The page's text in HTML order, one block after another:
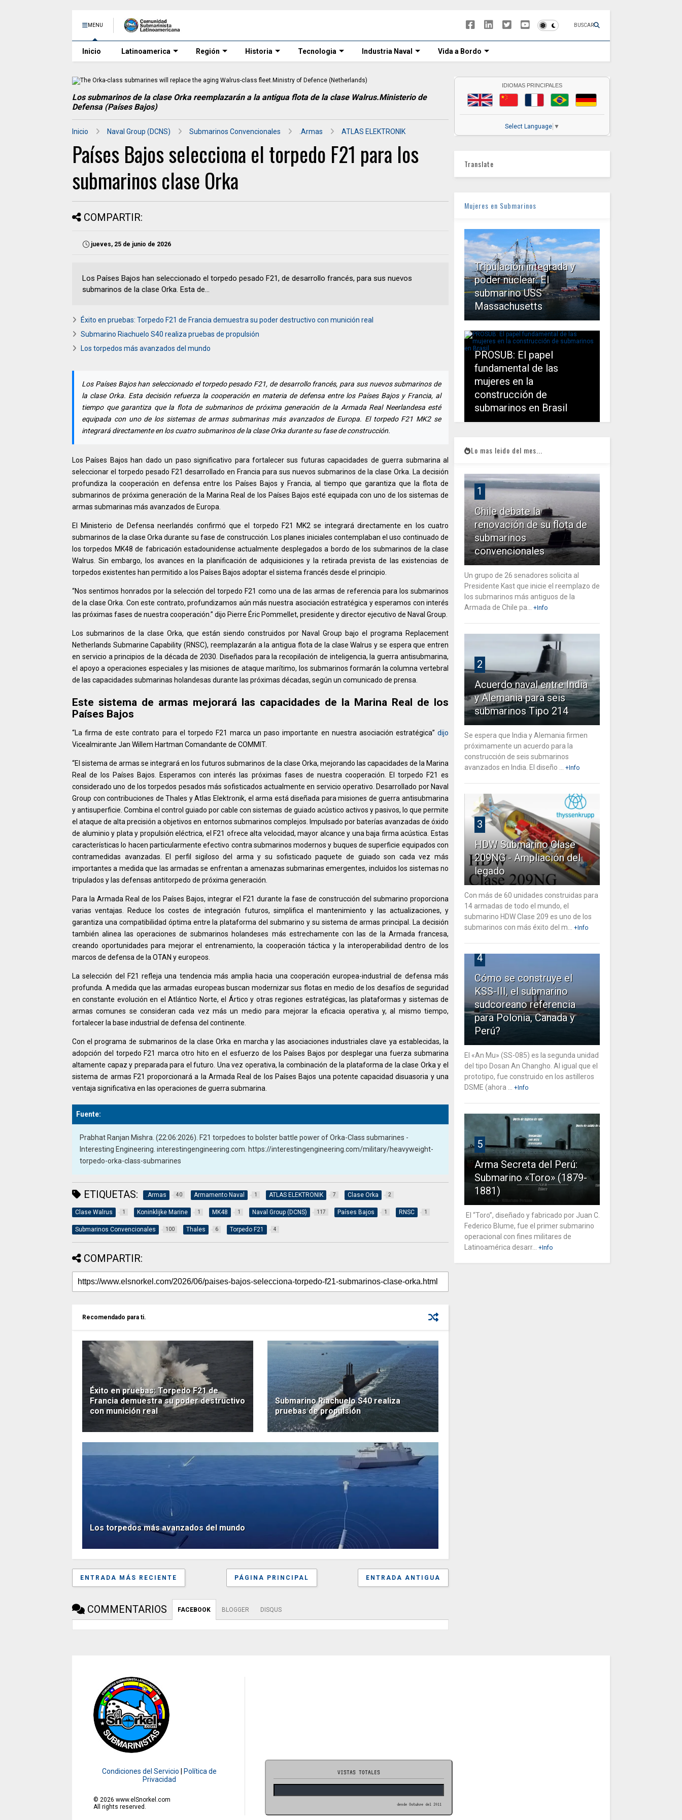
MENU BUSCAR
Inicio Latinoamerica Región Historia Tecnologia Industria Naval Vida a Bordo
Los submarinos de la clase Orka reemplazarán a la antigua flota de la clase Walrus.Ministerio de
Defensa (Países Bajos)
Inicio Naval Group (DCNS) Submarinos Convencionales .Armas ATLAS ELEKTRONIK
Países Bajos selecciona el torpedo F21 para los
submarinos clase Orka
COMPARTIR:
jueves, 25 de junio de 2026
Los Países Bajos han seleccionado el torpedo pesado F21, de desarrollo francés, para sus nuevos
submarinos de la clase Orka. Esta de...
Éxito en pruebas: Torpedo F21 de Francia demuestra su poder destructivo con munición real
Submarino Riachuelo S40 realiza pruebas de propulsión
Los torpedos más avanzados del mundo
Los Países Bajos han seleccionado el torpedo pesado F21, de desarrollo francés, para sus nuevos submarinos de
la clase Orka. Esta decisión refuerza la cooperación en materia de defensa entre los Países Bajos y Francia, al
tiempo que garantiza que la flota de submarinos de próxima generación de la Armada Real Neerlandesa esté
equipada con uno de los sistemas de armas submarinas más avanzados de Europa. El torpedo F21 MK2 se
integrará directamente en los cuatro submarinos de la clase Orka durante su fase de construcción.
Los Países Bajos han dado un paso significativo para fortalecer sus futuras capacidades de guerra submarina al
seleccionar el torpedo pesado F21 desarrollado en Francia para sus nuevos submarinos de la clase Orka. La decisión
profundiza la cooperación en defensa entre los Países Bajos y Francia, al tiempo que garantiza que la flota de
submarinos de próxima generación de la Marina Real de los Países Bajos esté equipada con uno de los sistemas de
armas submarinas más avanzados de Europa.
El Ministerio de Defensa neerlandés confirmó que el torpedo F21 MK2 se integrará directamente en los cuatro
submarinos de la clase Orka durante su fase de construcción. Los planes iniciales contemplaban el uso continuado de
los torpedos MK48 de fabricación estadounidense actualmente desplegados a bordo de los submarinos de la clase
Walrus. Sin embargo, los avances en la planificación de adquisiciones y la retirada prevista de las existencias de
torpedos existentes han permitido a los Países Bajos adoptar el sistema francés desde el principio.
“Nos sentimos honrados por la selección del torpedo F21 como una de las armas de referencia para los submarinos
de la clase Orka. Con este contrato, profundizamos aún más nuestra asociación estratégica y esperamos con interés
las próximas fases de nuestra cooperación.” dijo Pierre Éric Pommellet, presidente y director ejecutivo de Naval Group.
Los submarinos de la clase Orka, que están siendo construidos por Naval Group bajo el programa Replacement
Netherlands Submarine Capability (RNSC), reemplazarán a la antigua flota de la clase Walrus y se espera que entren
en servicio a principios de la década de 2030. Diseñados para la recopilación de inteligencia, la guerra antisubmarina,
el apoyo a operaciones especiales y las misiones de ataque marítimo, los submarinos formarán la columna vertebral
de las capacidades submarinas holandesas durante las próximas décadas, según un comunicado de prensa.
Este sistema de armas mejorará las capacidades de la Marina Real de los
Países Bajos
“La firma de este contrato para el torpedo F21 marca un paso importante en nuestra asociación estratégica” dijo
Vicealmirante Jan Willem Hartman Comandante de COMMIT.
“El sistema de armas se integrará en los futuros submarinos de la clase Orka, mejorando las capacidades de la Marina
Real de los Países Bajos. Esperamos con interés las próximas fases de nuestra cooperación. El torpedo F21 es
considerado uno de los torpedos pesados ​​más sofisticados actualmente en servicio operativo. Desarrollado por Naval
Group con contribuciones de Thales y Atlas Elektronik, el arma está diseñada para misiones de guerra antisubmarina
y antisuperficie. Combina el control guiado por cable con sistemas de guiado acústico activos y pasivos, lo que permite
el ataque de alta precisión a objetivos en entornos submarinos complejos. Impulsado por baterías avanzadas de óxido
de aluminio y plata y propulsión eléctrica, el F21 ofrece alta velocidad, mayor alcance y una baja firma acústica. Estas
características lo hacen particularmente efectivo contra submarinos modernos y buques de superficie equipados con
contramedidas avanzadas. El perfil sigiloso del arma y su sofisticado paquete de guiado son cada vez más
importantes a medida que las armadas se enfrentan a amenazas submarinas emergentes, incluidos los sistemas no
tripulados y las defensas antitorpedo de próxima generación.
Para la Armada Real de los Países Bajos, integrar el F21 durante la fase de construcción del submarino proporciona
varias ventajas. Reduce los costes de integración futuros, simplifica el mantenimiento y las actualizaciones, y
garantiza una compatibilidad óptima entre la plataforma del submarino y su sistema de armas principal. La decisión
también alinea las operaciones de submarinos holandeses más estrechamente con las de la Armada francesa,
creando oportunidades para mejorar el entrenamiento, la cooperación táctica y la interoperabilidad dentro de los
marcos de defensa de la OTAN y europeos.
La selección del F21 refleja una tendencia más amplia hacia una cooperación europea-industrial de defensa más
profunda. A medida que las armadas europeas buscan modernizar sus flotas en medio de los desafíos de seguridad
en constante evolución en el Atlántico Norte, el Ártico y otras regiones estratégicas, las plataformas y sistemas de
armas comunes se consideran cada vez más un medio para mejorar la eficacia operativa y, al mismo tiempo,
fortalecer la base industrial de defensa del continente.
Con el programa de submarinos de la clase Orka en marcha y las asociaciones industriales clave ya establecidas, la
adopción del torpedo F21 marca otro hito en el esfuerzo de los Países Bajos por desplegar una fuerza submarina
altamente capaz y preparada para el futuro. Una vez operativa, la combinación de la plataforma de la clase Orka y el
sistema de armas F21 proporcionará a la Armada Real de los Países Bajos una potente capacidad disuasoria y una
ventaja significativa en las operaciones de guerra submarina.
Fuente:
Prabhat Ranjan Mishra. (22:06:2026). F21 torpedoes to bolster battle power of Orka-Class submarines -
Interesting Engineering. interestingengineering.com. https://interestingengineering.com/military/heavyweight-
torpedo-orka-class-submarines
ETIQUETAS: .Armas 40 Armamento Naval 1 ATLAS ELEKTRONIK 7 Clase Orka 2
Clase Walrus 1 Koninklijke Marine 1 MK48 1 Naval Group (DCNS) 117 Países Bajos 1 RNSC 1
Submarinos Convencionales 100 Thales 6 Torpedo F21 4
COMPARTIR:
Recomendado para ti.
Éxito en pruebas: Torpedo F21 de
Francia demuestra su poder destructivo
con munición real
Submarino Riachuelo S40 realiza
pruebas de propulsión
Los torpedos más avanzados del mundo
ENTRADA MÁS RECIENTE ENTRADA ANTIGUA
PÁGINA PRINCIPAL
COMMENTARIOS FACEBOOK BLOGGER DISQUS
IDIOMAS PRINCIPALES
Select Language ▼
Translate
Mujeres en Submarinos
Tripulación integrada y
poder nuclear: El
submarino USS
Massachusetts
PROSUB: El papel
fundamental de las
mujeres en la
construcción de
submarinos en Brasil
Lo mas leido del mes...
1
Chile debate la
renovación de su flota de
submarinos
convencionales
Un grupo de 26 senadores solicita al
Presidente Kast que inicie el reemplazo de
los submarinos más antiguos de la
Armada de Chile pa...
+Info
2
Acuerdo naval entre India
y Alemania para seis
submarinos Tipo 214
Se espera que India y Alemania firmen
próximamente un acuerdo para la
construcción de seis submarinos
avanzados en India. El diseño ...
+Info
3
HDW Submarino Clase
209NG - Ampliación del
legado
Con más de 60 unidades construidas para
14 armadas de todo el mundo, el
submarino HDW Clase 209 es uno de los
submarinos con más éxito del m...
+Info
4
Cómo se construye el
KSS-III, el submarino
sudcoreano referencia
para Polonia, Canada y
Perú?
El «An Mu» (SS-085) es la segunda unidad
del tipo Dosan An Changho. Al igual que el
prototipo, fue construido en los astilleros
DSME (ahora ...
+Info
5
Arma Secreta del Perú:
Submarino «Toro» (1879-
1881)
El “Toro”, diseñado y fabricado por Juan C.
Federico Blume, fue el primer submarino
operacional con fines militares de
Latinoamérica desarr...
+Info
Condiciones del Servicio
Política de
Privacidad
©2026 www.elSnorkel.com
All rights reserved.
VISTAS TOTALES
desde Octubre del 2011